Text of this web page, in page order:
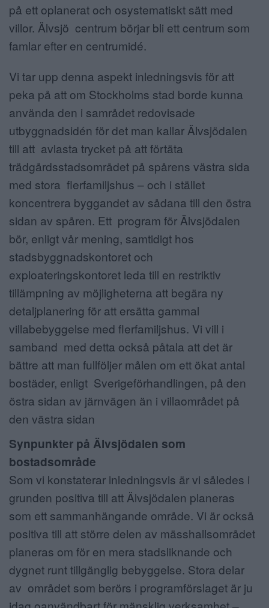
på ett oplanerat och osystematiskt sätt med
villor. Älvsjö centrum börjar bli ett centrum som
famlar efter en centrumidé.
Vi tar upp denna aspekt inledningsvis för att
peka på att om Stockholms stad borde kunna
använda den i samrådet redovisade
utbyggnadsidén för det man kallar Älvsjödalen
till att avlasta trycket på att förtäta
trädgårdsstadsområdet på spårens västra sida
med stora flerfamiljshus – och i stället
koncentrera byggandet av sådana till den östra
sidan av spåren. Ett program för Älvsjödalen
bör, enligt vår mening, samtidigt hos
stadsbyggnadskontoret och
exploateringskontoret leda till en restriktiv
tillämpning av möjligheterna att begära ny
detaljplanering för att ersätta gammal
villabebyggelse med flerfamiljshus. Vi vill i
samband med detta också påtala att det är
bättre att man fullföljer målen om ett ökat antal
bostäder, enligt Sverigeförhandlingen, på den
östra sidan av järnvägen än i villaområdet på
den västra sidan
Synpunkter på Älvsjödalen som
bostadsområde
Som vi konstaterar inledningsvis är vi således i
grunden positiva till att Älvsjödalen planeras
som ett sammanhängande område. Vi är också
positiva till att större delen av mässhallsområdet
planeras om för en mera stadsliknande och
dygnet runt tillgänglig bebyggelse. Stora delar
av området som berörs i programförslaget är ju